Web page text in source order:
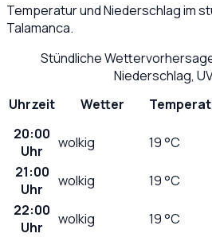
Temperatur und Niederschlag im
Talamanca.
Stündliche
Niederschlag,
Uhrzeit
Wetter
20:00
Uhr
wolkig 19°C
21:00
Uhr
wolkig 19°C
22:00
Uhr
wolkig 19°C